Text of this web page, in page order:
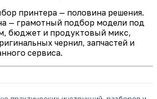
принтера — половина решения.
— грамотный подбор модели под
бюджет и продуктовый микс,
чернил, запчастей и
сервиса.